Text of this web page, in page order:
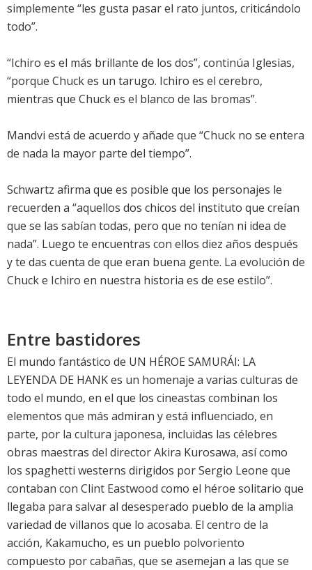
simplemente “les gusta pasar el rato juntos, criticándolo
todo”.
“Ichiro es el más brillante de los dos”, continúa Iglesias,
“porque Chuck es un tarugo. Ichiro es el cerebro,
mientras que Chuck es el blanco de las bromas”.
Mandvi está de acuerdo y añade que “Chuck no se entera
de nada la mayor parte del tiempo”.
Schwartz afirma que es posible que los personajes le
recuerden a “aquellos dos chicos del instituto que creían
que se las sabían todas, pero que no tenían ni idea de
nada”. Luego te encuentras con ellos diez años después
y te das cuenta de que eran buena gente. La evolución de
Chuck e Ichiro en nuestra historia es de ese estilo”.
Entre bastidores
El mundo fantástico de UN HÉROE SAMURÁI: LA
LEYENDA DE HANK es un homenaje a varias culturas de
todo el mundo, en el que los cineastas combinan los
elementos que más admiran y está influenciado, en
parte, por la cultura japonesa, incluidas las célebres
obras maestras del director Akira Kurosawa, así como
los spaghetti westerns dirigidos por Sergio Leone que
contaban con Clint Eastwood como el héroe solitario que
llegaba para salvar al desesperado pueblo de la amplia
variedad de villanos que lo acosaba. El centro de la
acción, Kakamucho, es un pueblo polvoriento
compuesto por cabañas, que se asemejan a las que se